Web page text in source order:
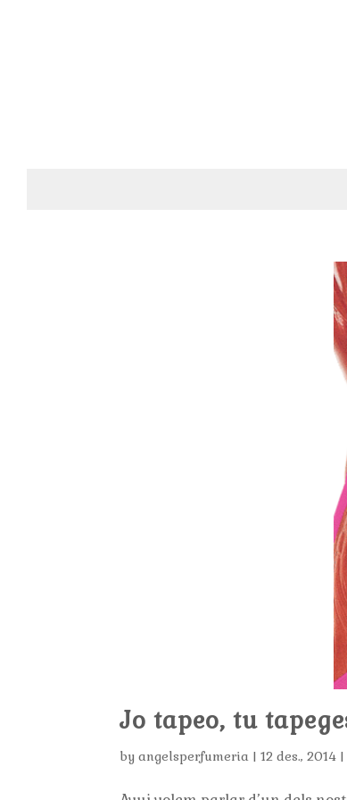
Jo tapeo, tu
byangelsperfumeria |12 des., 2014